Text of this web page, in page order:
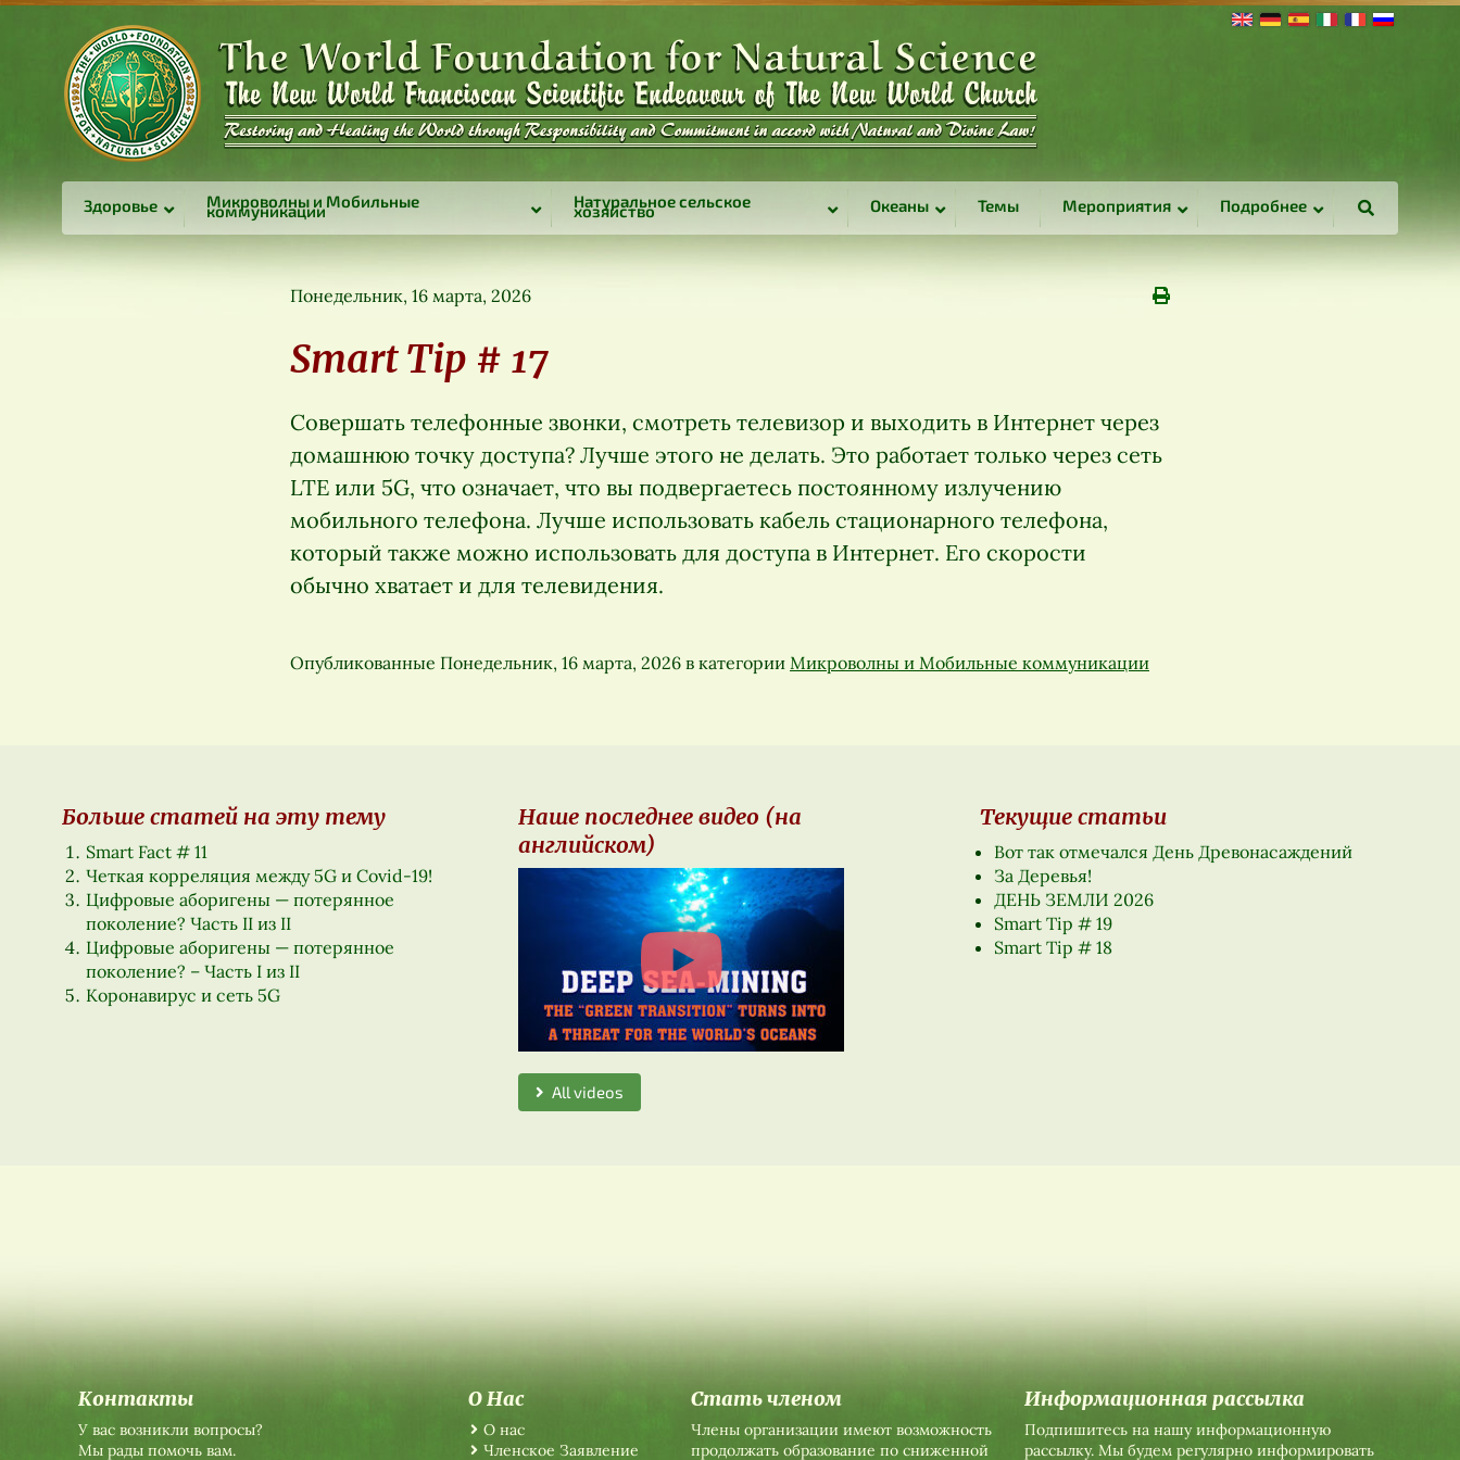
Здоровье Микроволны и Мобильные
коммуникации Натуральное сельское
хозяйство Океаны Темы Мероприятия Подробнее
Понедельник, 16 марта, 2026
Smart Tip # 17
Совершать телефонные звонки, смотреть телевизор и выходить в Интернет через
домашнюю точку доступа? Лучше этого не делать. Это работает только через сеть
LTE или 5G, что означает, что вы подвергаетесь постоянному излучению
мобильного телефона. Лучше использовать кабель стационарного телефона,
который также можно использовать для доступа в Интернет. Его скорости
обычно хватает и для телевидения.
Опубликованные Понедельник, 16 марта, 2026 в категории Микроволны и Мобильные коммуникации
Больше статей на эту тему
Smart Fact # 11
Четкая корреляция между 5G и Covid-19!
Цифровые аборигены — потерянное
поколение? Часть II из II
Цифровые аборигены — потерянное
поколение? – Часть I из II
Коронавирус и сеть 5G
Наше последнее видео (на
английском)
All videos
Текущие статьи
Вот так отмечался День Древонасаждений
За Деревья!
ДЕНЬ ЗЕМЛИ 2026
Smart Tip # 19
Smart Tip # 18
Контакты
У вас возникли вопросы?
Мы рады помочь вам.
О Нас
О нас
Членское Заявление
Стать членом
Члены организации имеют возможность
продолжать образование по сниженной
Информационная рассылка
Подпишитесь на нашу информационную
рассылку. Мы будем регулярно информировать